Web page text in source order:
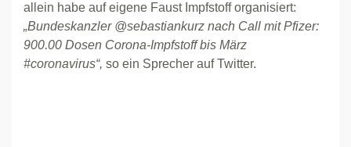
allein habe auf eigene Faust Impfstoff organisiert:
„Bundeskanzler @sebastiankurz nach Call mit Pfizer:
900.00 Dosen Corona-Impfstoff bis März
#coronavirus“, so ein Sprecher auf Twitter.